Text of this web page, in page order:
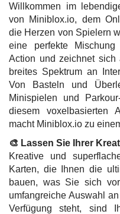
Willkommen im
von Miniblox.io, dem
die Herzen von Spielern
eine perfekte
Action und zeichnet
breites Spektrum an
Von Basteln und
Minispielen und
diesem voxelbasierten
macht Miniblox.io zu
🎨 Lassen Sie Ihrer
Kreative und
Karten, die Ihnen die
bauen, was Sie sich
umfangreiche Auswahl
Verfügung steht, sind